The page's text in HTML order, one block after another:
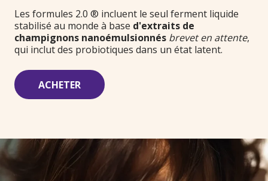
Les formules 2.0 ® incluent le seul ferment liquide
stabilisé au monde à base d'extraits de
champignons nanoémulsionnés brevet en attente,
qui inclut des probiotiques dans un état latent.
ACHETER